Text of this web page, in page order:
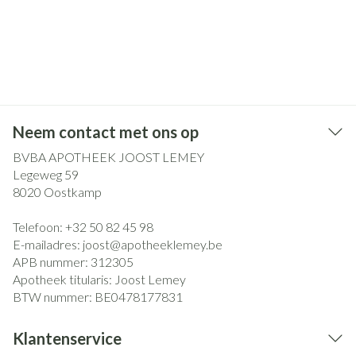
Neem contact met ons op
BVBA APOTHEEK JOOST LEMEY
Legeweg 59
8020 Oostkamp
Telefoon: +32 50 82 45 98
E-mailadres: joost@apotheeklemey.be
APB nummer: 312305
Apotheek titularis: Joost Lemey
BTW nummer: BE0478177831
Klantenservice